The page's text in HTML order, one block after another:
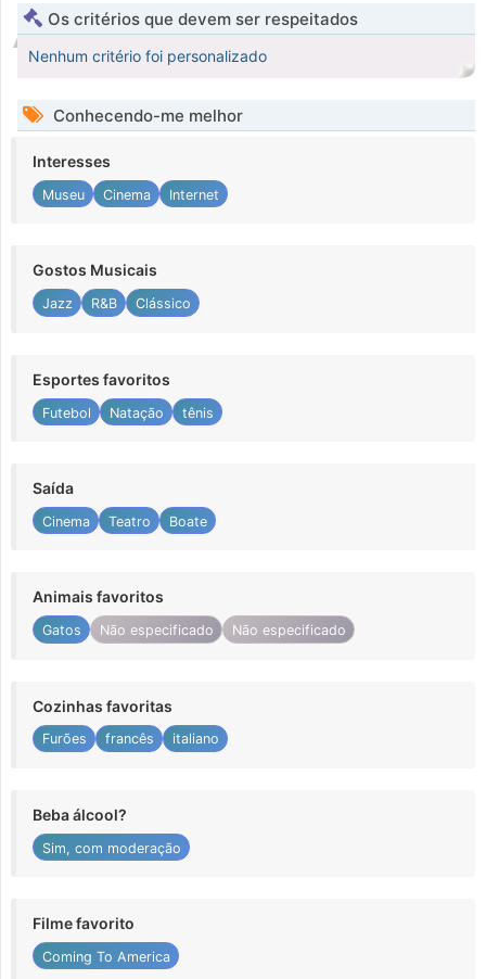
Os critérios que devem ser respeitados
Nenhum critério foi personalizado
Conhecendo-me melhor
Interesses
Museu Cinema Internet
Gostos Musicais
Jazz R&B Clássico
Esportes favoritos
Futebol Natação tênis
Saída
Cinema Teatro Boate
Animais favoritos
Gatos Não especificado Não especificado
Cozinhas favoritas
Furões francês italiano
Beba álcool?
Sim, com moderação
Filme favorito
Coming To America